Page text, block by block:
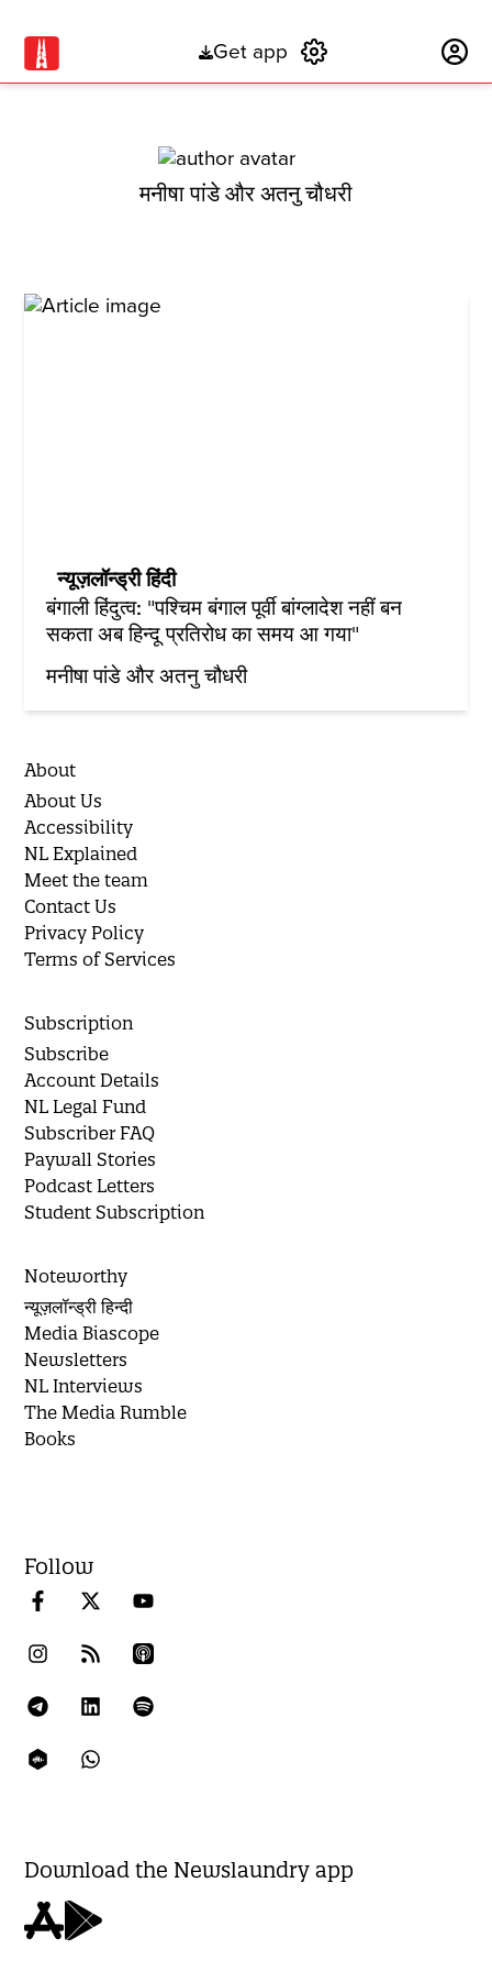
Get app
मनीषा पांडे और अतनु चौधरी
न्यूज़लॉन्ड्री हिंदी
बंगाली हिंदुत्व: "पश्चिम बंगाल पूर्वी बांग्लादेश नहीं बन
सकता अब हिन्दू प्रतिरोध का समय आ गया"
मनीषा पांडे और अतनु चौधरी
About
About Us
Accessibility
NL Explained
Meet the team
Contact Us
Privacy Policy
Terms of Services
Subscription
Subscribe
Account Details
NL Legal Fund
Subscriber FAQ
Paywall Stories
Podcast Letters
Student Subscription
Noteworthy
न्यूज़लॉन्ड्री हिन्दी
Media Biascope
Newsletters
NL Interviews
The Media Rumble
Books
Follow
Download the Newslaundry app